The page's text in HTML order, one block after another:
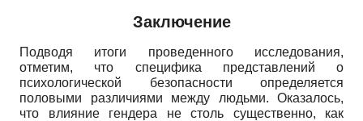
Заключение
Подводя итоги проведенного исследования,
отметим, что специфика представлений о
психологической безопасности определяется
половыми различиями между людьми. Оказалось,
что влияние гендера не столь существенно, как